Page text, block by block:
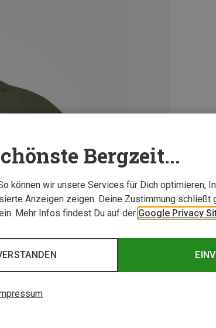
Bergzeit...
können wir unsere Services für Dich optimieren,
Anzeigen zeigen. Deine Zustimmung schließt
Mehr Infos findest Du auf der Google Privacy